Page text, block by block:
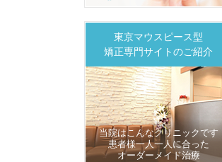
東京マウスピース型
矯正専門サイトのご紹介
当院はこんなクリニックです
患者様一人一人に合った
オーダーメイド治療